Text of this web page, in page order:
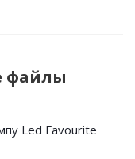
файлы
Led Favourite